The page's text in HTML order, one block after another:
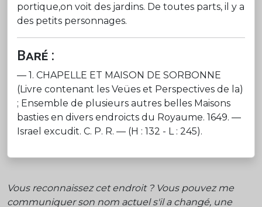
portique,on voit des jardins. De toutes parts, il y a
des petits personnages.
Baré :
— 1. CHAPELLE ET MAISON DE SORBONNE
(Livre contenant les Veües et Perspectives de la)
; Ensemble de plusieurs autres belles Maisons
basties en divers endroicts du Royaume. 1649. —
Israel excudit. C. P. R. — (H : 132 - L : 245).
Vous reconnaissez cet endroit ? Vous pouvez me
communiquer son nom actuel s'il a changé, une